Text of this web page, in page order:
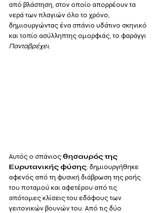
από βλάστηση, στον οποίο απορρέουν τα
νερά των πλαγιών όλο το χρόνο,
δημιουργώντας ένα σπάνιο υδάτινο σκηνικό
και τοπίο ασύλληπτης ομορφιάς, το φαράγγι
Πανταβρέχει.
Αυτός ο σπάνιος θησαυρός της
Ευρυτανικής φύσης, δημιουργήθηκε
αφενός από τη φυσική διάβρωση της ροής
του ποταμού και αφετέρου από τις
απότομες κλίσεις του εδάφους των
γειτονικών βουνών του. Από τις δύο